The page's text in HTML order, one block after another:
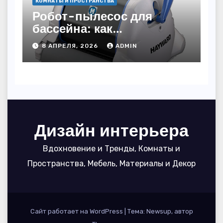
Робот-пылесос для
бассейна: как
пользоваться, чтобы
вода блестела, а
устройство служило 7
8 АПРЕЛЯ, 2026 ADMIN
Дизайн интерьера
Вдохновение и Тренды, Комнаты и
Пространства, Мебель, Материалы и Декор
Сайт работает на WordPress
Тема: Newsup, автор